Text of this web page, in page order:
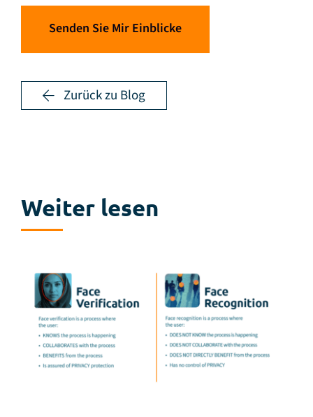
Senden Sie Mir Einblicke
Zurück zu Blog
Weiter lesen